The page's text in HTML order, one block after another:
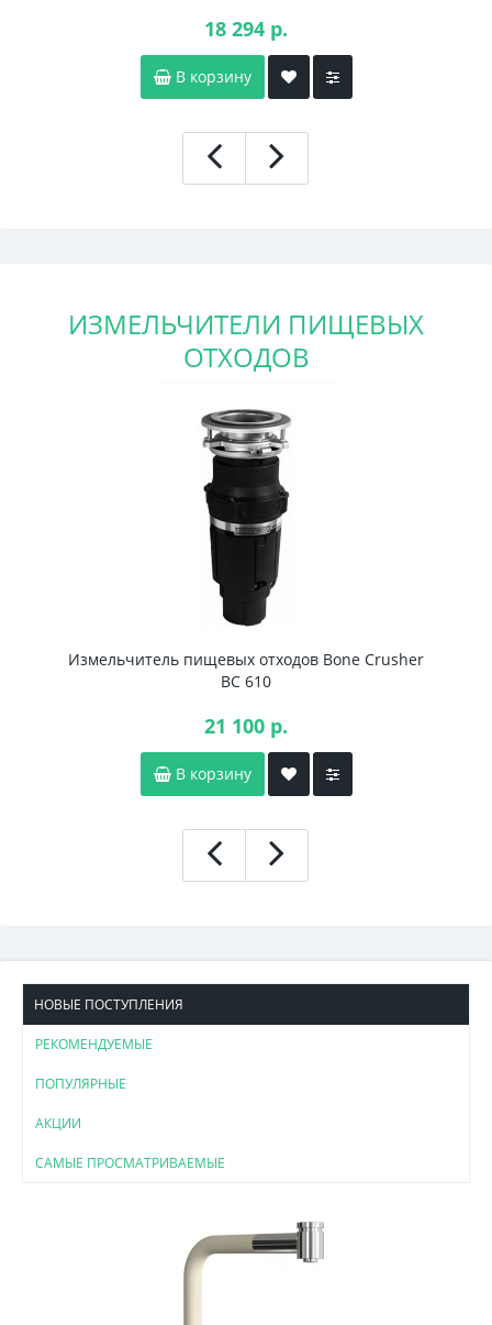
18 294 р.
В корзину
ИЗМЕЛЬЧИТЕЛИ ПИЩЕВЫХ
ОТХОДОВ
Измельчитель пищевых отходов Bone Crusher
BC 610
21 100 р.
В корзину
НОВЫЕ ПОСТУПЛЕНИЯ
РЕКОМЕНДУЕМЫЕ
ПОПУЛЯРНЫЕ
АКЦИИ
САМЫЕ ПРОСМАТРИВАЕМЫЕ